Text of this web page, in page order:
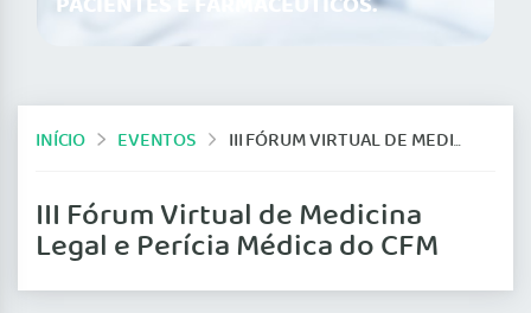
INÍCIO EVENTOS III FÓRUM VIRTUAL DE MEDICINA LEGAL E PERÍCIA MÉDICA DO CFM
III Fórum Virtual de Medicina
Legal e Perícia Médica do CFM